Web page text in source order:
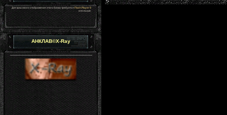
Для красивого отображения этого блока требуетсяFlash Player 9
или выше.
АНКЛАВ©X-Ray